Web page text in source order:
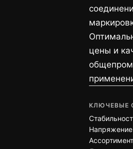
цены и
КЛЮЧЕВЫЕ